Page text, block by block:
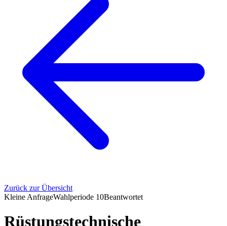
Zurück zur Übersicht
Kleine AnfrageWahlperiode 10Beantwortet
Rüstungstechnische